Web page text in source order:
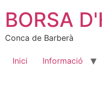
BORSA
Conca de Barberà
Inici Informació